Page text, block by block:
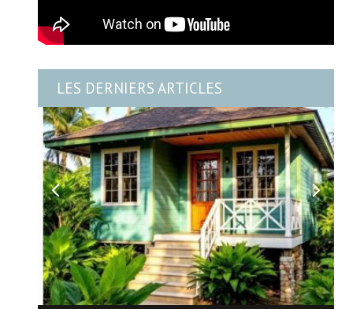
LES DERNIERS ARTICLES